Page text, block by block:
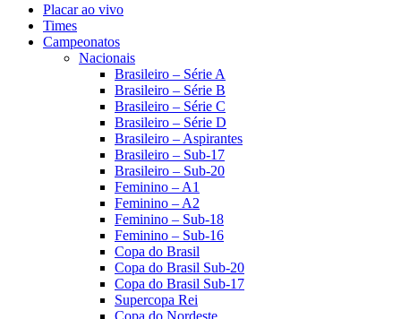
Placar ao vivo
Times
Campeonatos
Nacionais
Brasileiro – Série A
Brasileiro – Série B
Brasileiro – Série C
Brasileiro – Série D
Brasileiro – Aspirantes
Brasileiro – Sub-17
Brasileiro – Sub-20
Feminino – A1
Feminino – A2
Feminino – Sub-18
Feminino – Sub-16
Copa do Brasil
Copa do Brasil Sub-20
Copa do Brasil Sub-17
Supercopa Rei
Copa do Nordeste